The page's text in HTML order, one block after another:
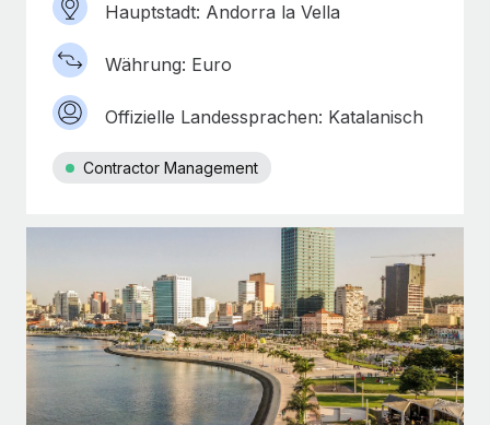
Hauptstadt: Andorra la Vella
Währung: Euro
Offizielle Landessprachen: Katalanisch
Contractor Management